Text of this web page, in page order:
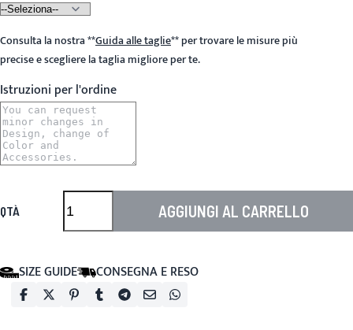
Consulta la nostra**Guida alle taglie**per trovare le misure più
precise e scegliere la taglia migliore per te.
Istruzioni per l'ordine
QTÀ AGGIUNGI AL CARRELLO
SIZE GUIDE CONSEGNA E RESO